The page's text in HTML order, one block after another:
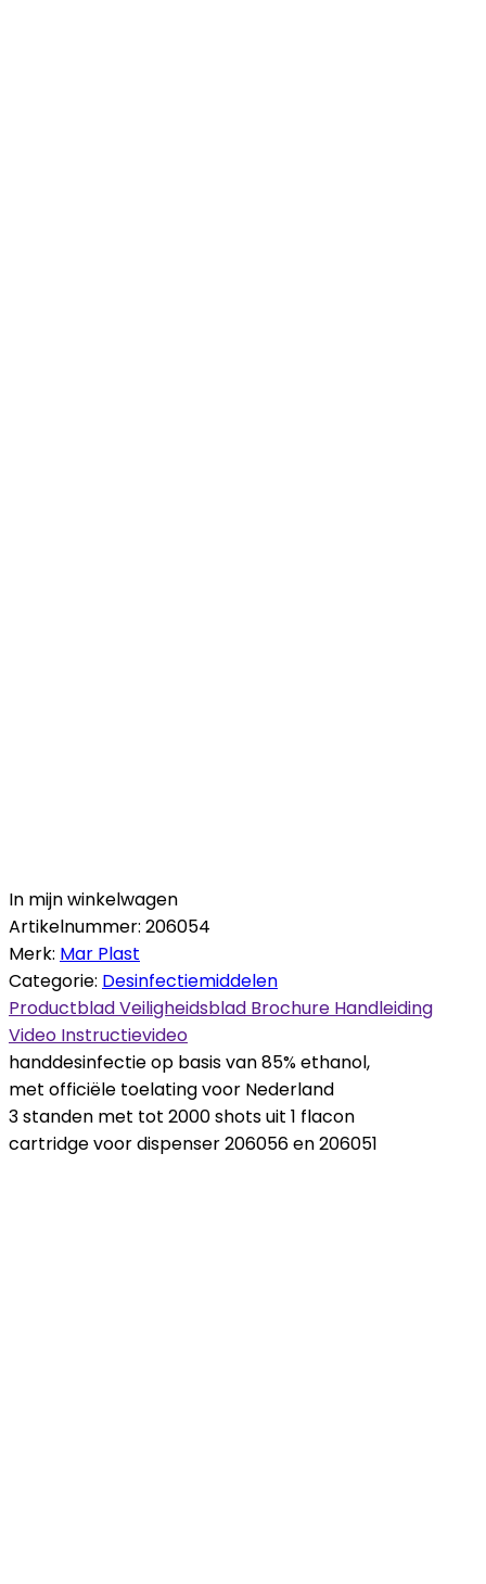
In mijn winkelwagen
Artikelnummer: 206054
Merk: Mar Plast
Categorie: Desinfectiemiddelen
ProductbladVeiligheidsblad Brochure Handleiding
Video Instructievideo
handdesinfectie op basis van 85% ethanol,
met officiële toelating voor Nederland
3 standen met tot 2000 shots uit 1 flacon
cartridge voor dispenser 206056 en 206051